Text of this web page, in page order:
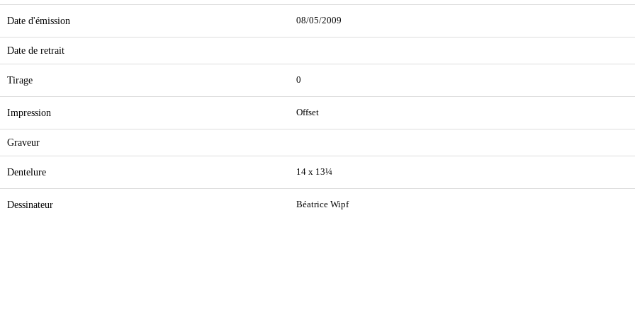
Date d'émission 08/05/2009
Date de retrait
Tirage 0
Impression Offset
Graveur
Dentelure 14 x 13¼
Dessinateur Béatrice Wipf